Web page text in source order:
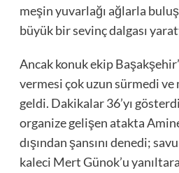
meşin yuvarlağı ağlarla
büyük bir sevinç dalgası
Ancak konuk ekip
vermesi çok uzun sürmedi ve
geldi. Dakikalar 36’yı
organize gelişen atakta
dışından şansını denedi;
kaleci Mert Günok’u